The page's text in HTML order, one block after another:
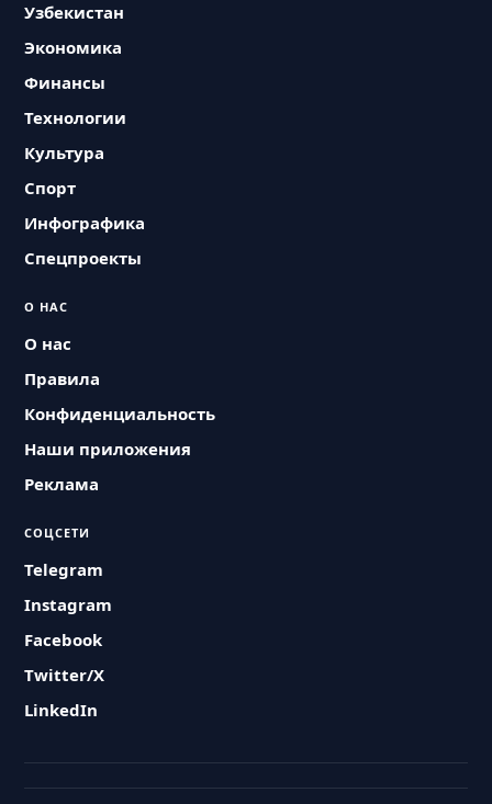
Узбекистан
Экономика
Финансы
Технологии
Культура
Спорт
Инфографика
Спецпроекты
О НАС
О нас
Правила
Конфиденциальность
Наши приложения
Реклама
СОЦСЕТИ
Telegram
Instagram
Facebook
Twitter/X
LinkedIn